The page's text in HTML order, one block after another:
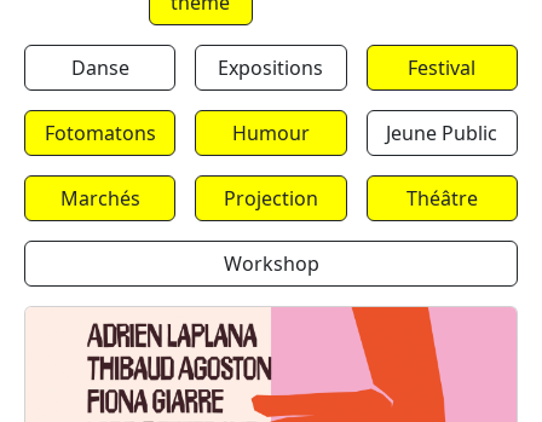
Danse Expositions Festival
Fotomatons Humour Jeune Public
Marchés Projection Théâtre
Workshop